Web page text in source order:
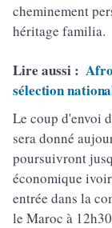
cheminement
héritage familia.
Lire aussi :
sélection
Le coup d'envoi
sera donné
poursuivront
économique
entrée dans la
le Maroc à